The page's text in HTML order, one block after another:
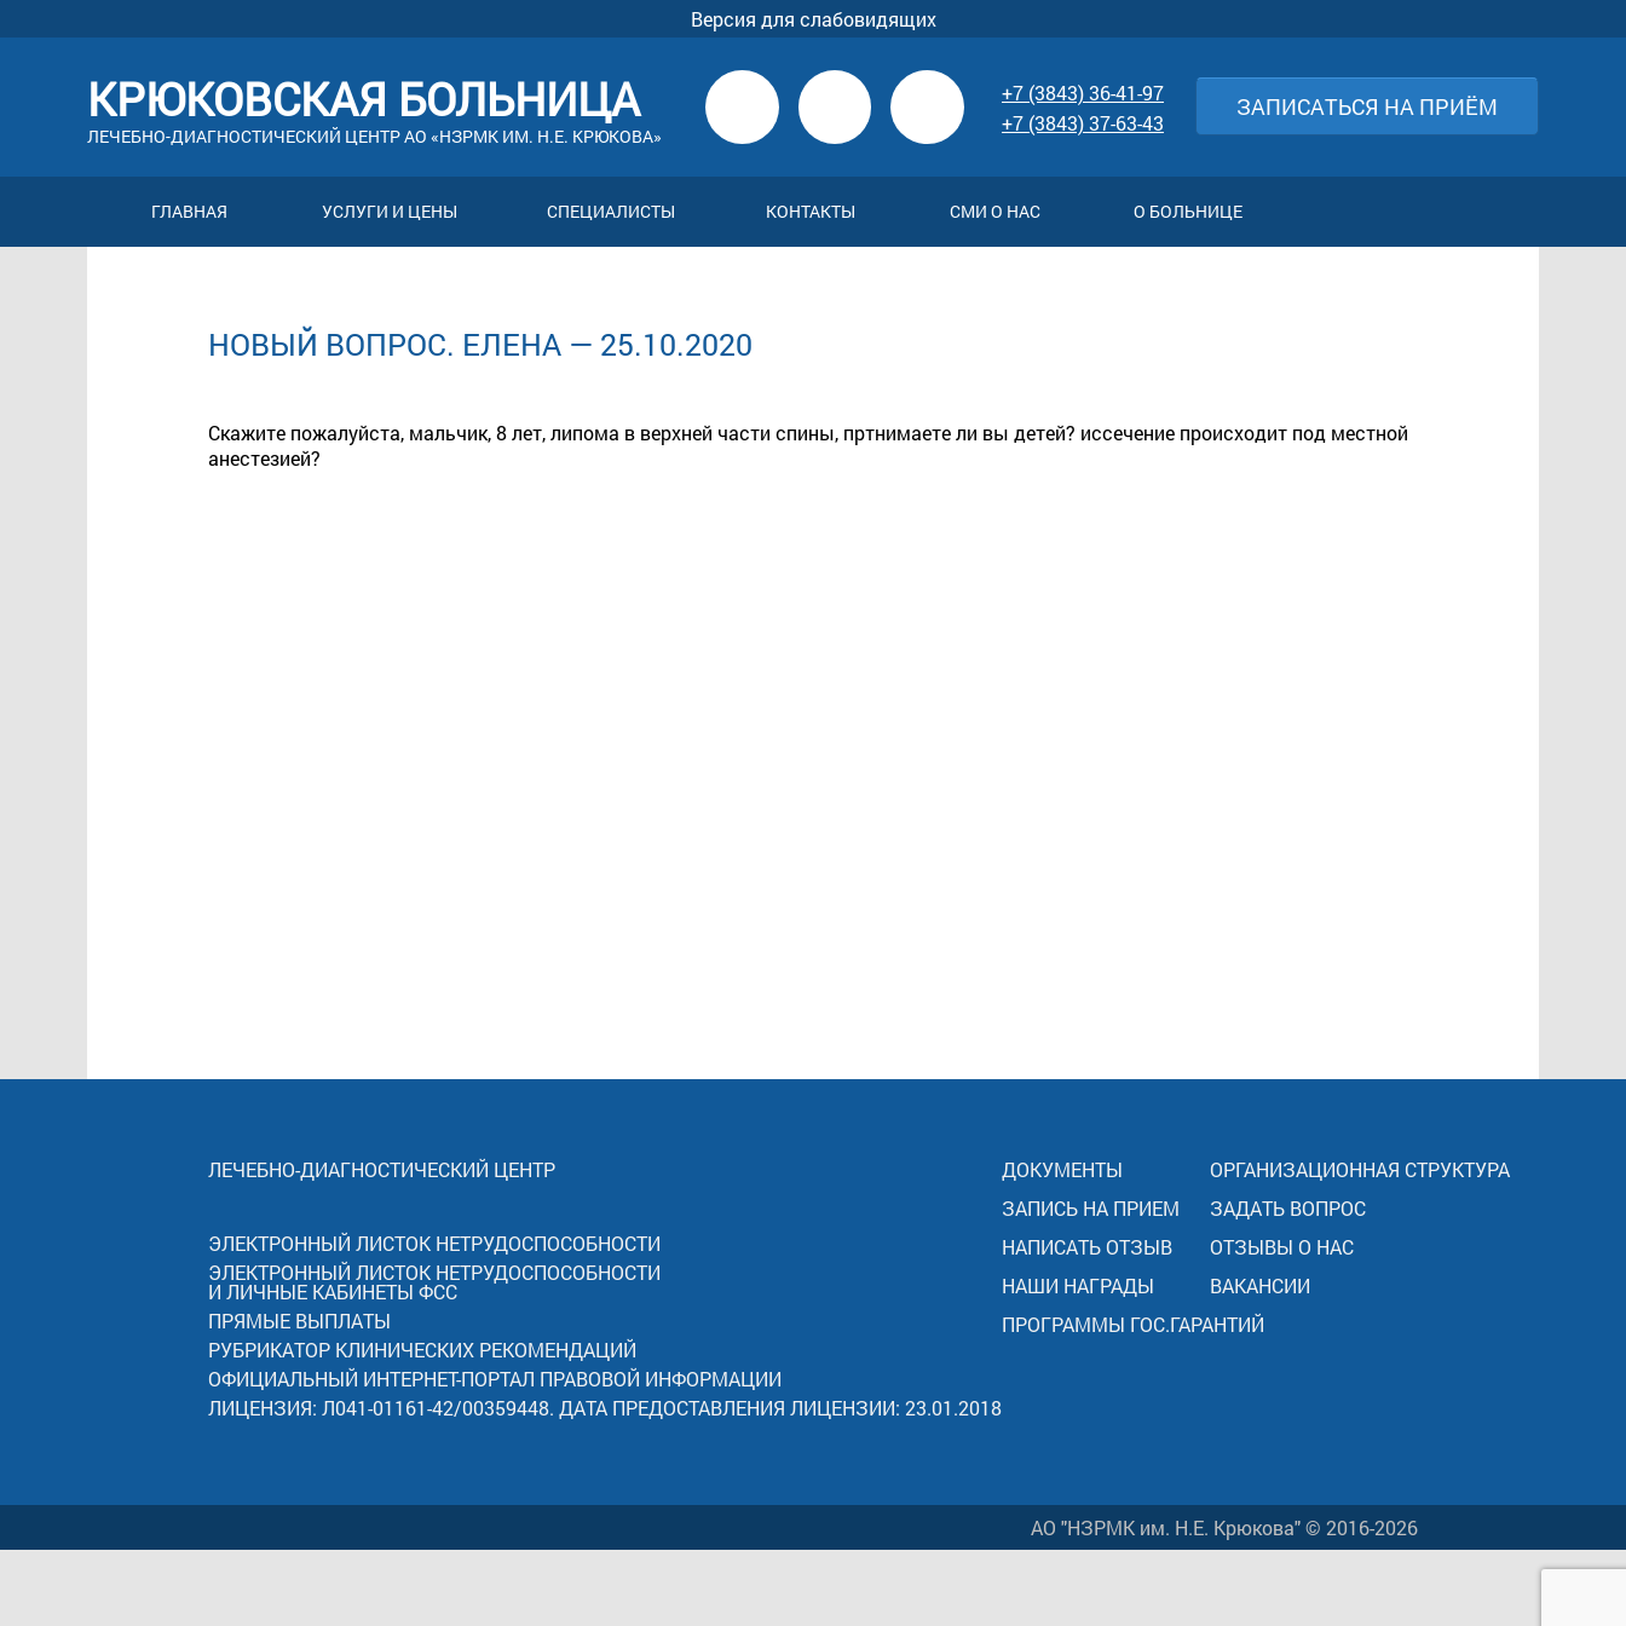
Версия для слабовидящих
КРЮКОВСКАЯ БОЛЬНИЦА
ЛЕЧЕБНО-ДИАГНОСТИЧЕСКИЙ ЦЕНТР АО «НЗРМК ИМ. Н.Е. КРЮКОВА»
+7 (3843) 36-41-97
+7 (3843) 37-63-43
ЗАПИСАТЬСЯ НА ПРИЁМ
ГЛАВНАЯ УСЛУГИ И ЦЕНЫ СПЕЦИАЛИСТЫ КОНТАКТЫ СМИ О НАС О БОЛЬНИЦЕ
НОВЫЙ ВОПРОС. ЕЛЕНА — 25.10.2020
Скажите пожалуйста, мальчик, 8 лет, липома в верхней части спины, пртнимаете ли вы детей? иссечение происходит под местной
анестезией?
ЛЕЧЕБНО-ДИАГНОСТИЧЕСКИЙ ЦЕНТР
ЭЛЕКТРОННЫЙ ЛИСТОК НЕТРУДОСПОСОБНОСТИ
ЭЛЕКТРОННЫЙ ЛИСТОК НЕТРУДОСПОСОБНОСТИ
И ЛИЧНЫЕ КАБИНЕТЫ ФСС
ПРЯМЫЕ ВЫПЛАТЫ
РУБРИКАТОР КЛИНИЧЕСКИХ РЕКОМЕНДАЦИЙ
ОФИЦИАЛЬНЫЙ ИНТЕРНЕТ-ПОРТАЛ ПРАВОВОЙ ИНФОРМАЦИИ
ЛИЦЕНЗИЯ: Л041-01161-42/00359448. ДАТА ПРЕДОСТАВЛЕНИЯ ЛИЦЕНЗИИ: 23.01.2018
ДОКУМЕНТЫ
ОРГАНИЗАЦИОННАЯ СТРУКТУРА
ЗАПИСЬ НА ПРИЕМ
ЗАДАТЬ ВОПРОС
НАПИСАТЬ ОТЗЫВ
ОТЗЫВЫ О НАС
НАШИ НАГРАДЫ
ВАКАНСИИ
ПРОГРАММЫ ГОС.ГАРАНТИЙ
АО "НЗРМК им. Н.Е. Крюкова" © 2016-2026